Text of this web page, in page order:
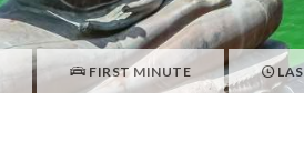
FIRST MINUTE